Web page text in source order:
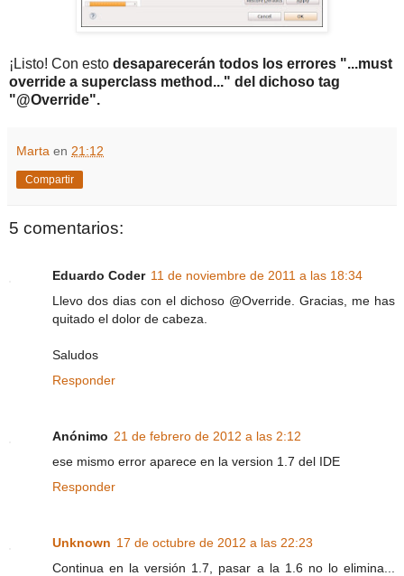
¡Listo! Con esto desaparecerán todos los errores "...must
override a superclass method..." del dichoso tag
"@Override".
Marta en 21:12
Compartir
5 comentarios:
Eduardo Coder 11 de noviembre de 2011 a las 18:34
Llevo dos dias con el dichoso @Override. Gracias, me has
quitado el dolor de cabeza.
Saludos
Responder
Anónimo 21 de febrero de 2012 a las 2:12
ese mismo error aparece en la version 1.7 del IDE
Responder
Unknown 17 de octubre de 2012 a las 22:23
Continua en la versión 1.7, pasar a la 1.6 no lo elimina...